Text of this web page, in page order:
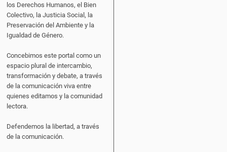
los Derechos Humanos, el Bien
Colectivo, la Justicia Social, la
Preservación del Ambiente y la
Igualdad de Género.
Concebimos este portal como un
espacio plural de intercambio,
transformación y debate, a través
de la comunicación viva entre
quienes editamos y la comunidad
lectora.
Defendemos la libertad, a través
de la comunicación.